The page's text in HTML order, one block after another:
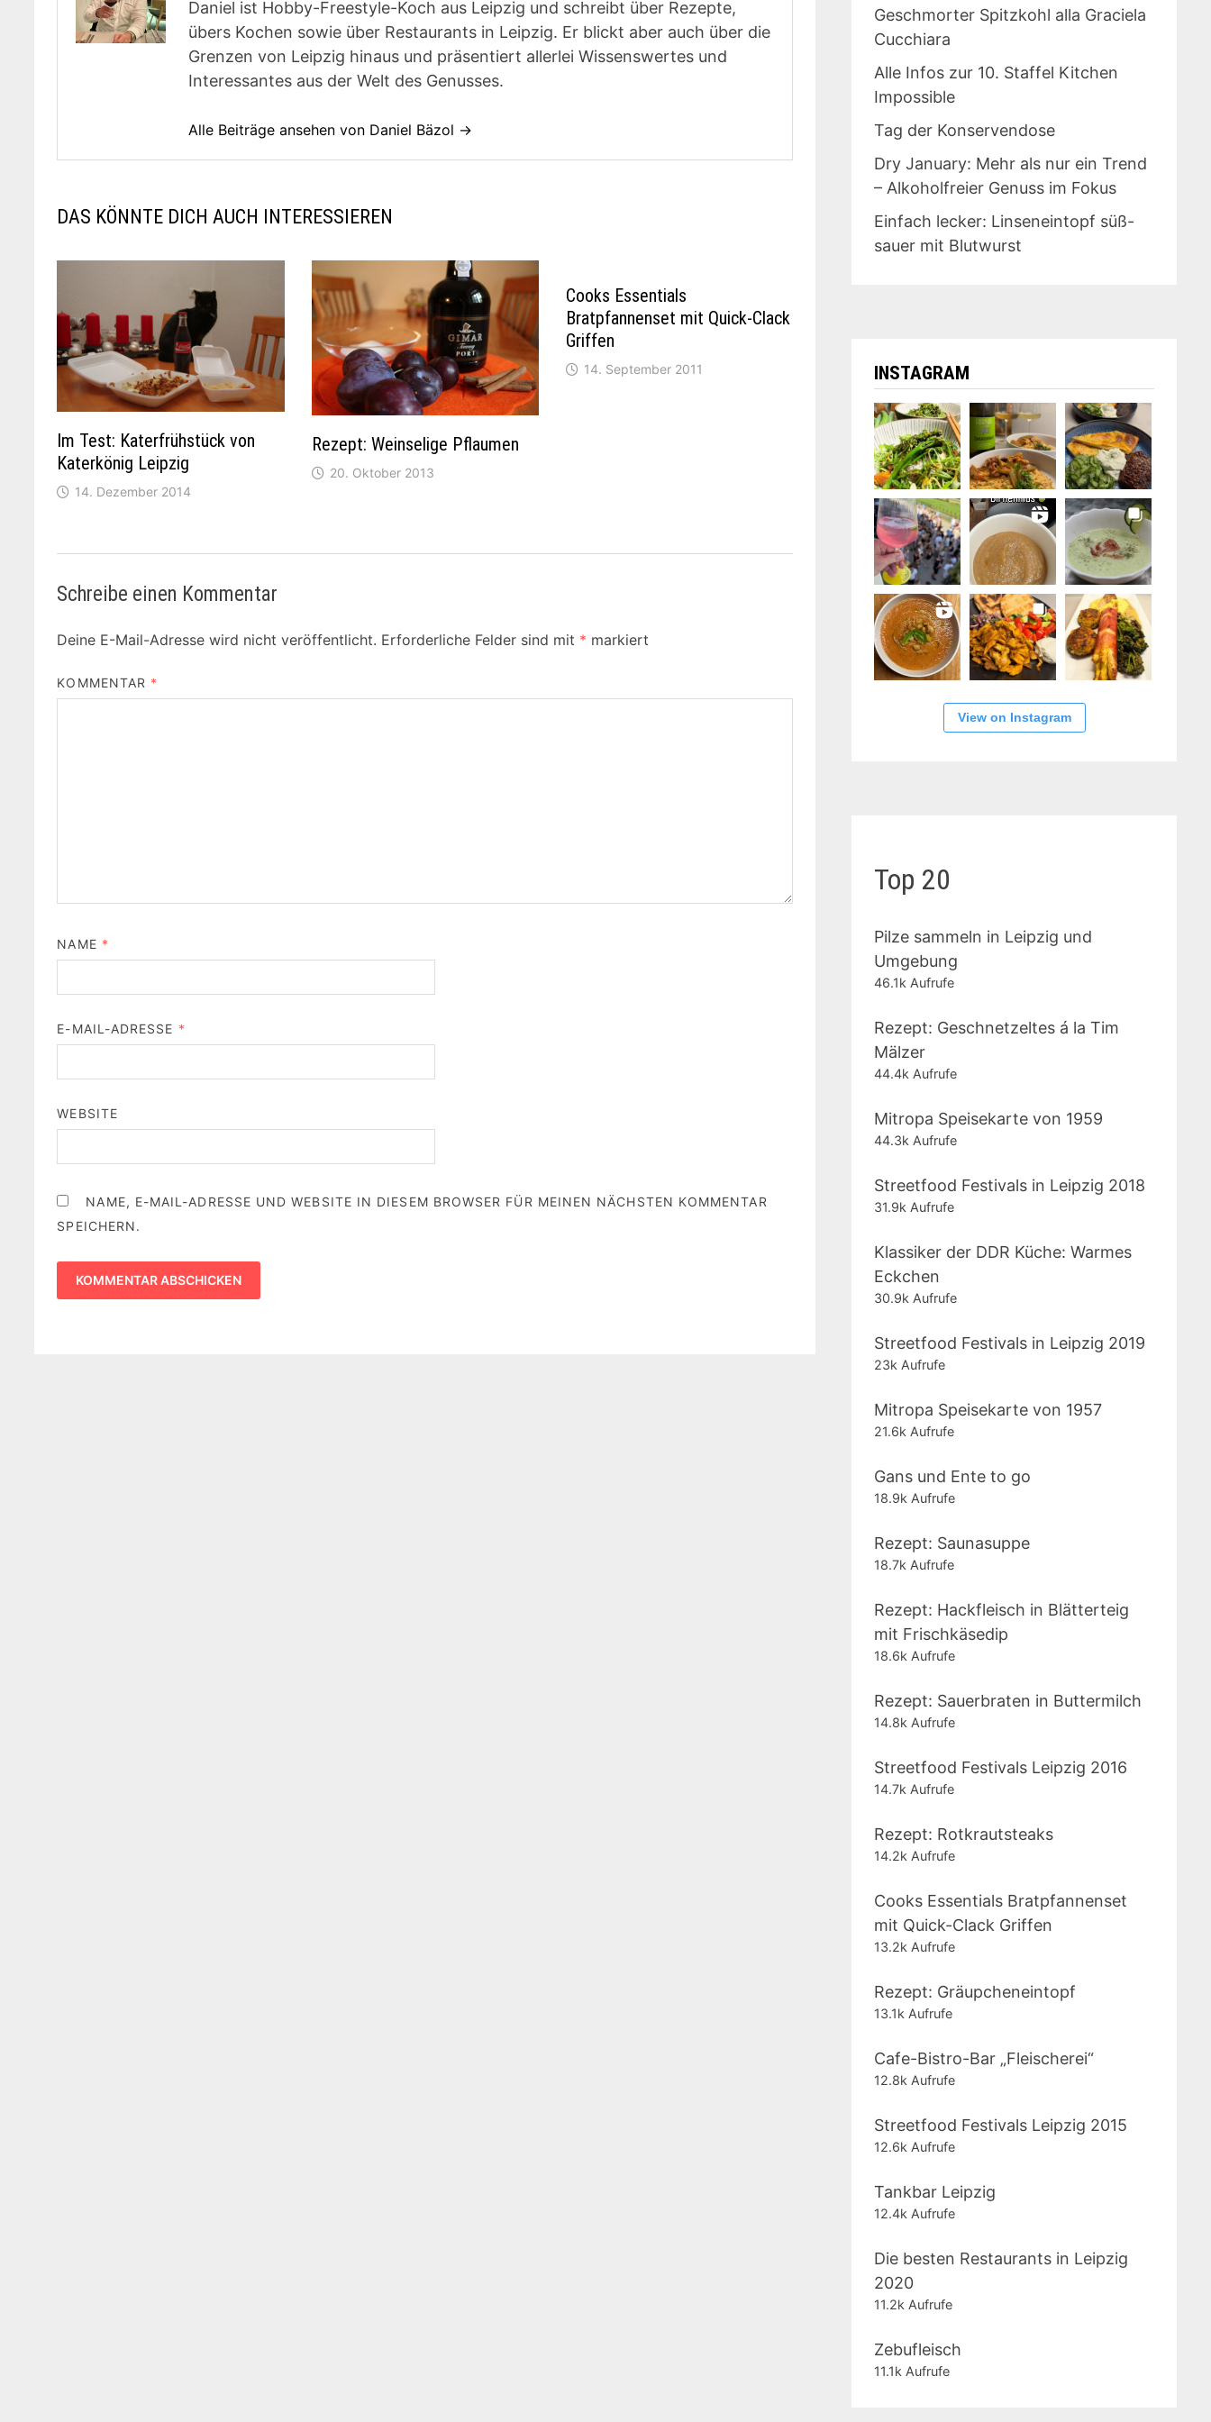
Daniel ist Hobby-Freestyle-Koch aus Leipzig und schreibt über Rezepte,
übers Kochen sowie über Restaurants in Leipzig. Er blickt aber auch über die
Grenzen von Leipzig hinaus und präsentiert allerlei Wissenswertes und
Interessantes aus der Welt des Genusses.
Alle Beiträge ansehen von Daniel Bäzol →
DAS KÖNNTE DICH AUCH INTERESSIEREN
Im Test: Katerfrühstück von
Katerkönig Leipzig
14. Dezember 2014
Rezept: Weinselige Pflaumen
20. Oktober 2013
Cooks Essentials
Bratpfannenset mit Quick-Clack
Griffen
14. September 2011
Schreibe einen Kommentar
Deine E-Mail-Adresse wird nicht veröffentlicht. Erforderliche Felder sind mit * markiert
KOMMENTAR *
NAME *
E-MAIL-ADRESSE *
WEBSITE
NAME, E-MAIL-ADRESSE UND WEBSITE IN DIESEM BROWSER FÜR MEINEN NÄCHSTEN KOMMENTAR
SPEICHERN.
Geschmorter Spitzkohl alla Graciela
Cucchiara
Alle Infos zur 10. Staffel Kitchen
Impossible
Tag der Konservendose
Dry January: Mehr als nur ein Trend
– Alkoholfreier Genuss im Fokus
Einfach lecker: Linseneintopf süß-
sauer mit Blutwurst
INSTAGRAM
View on Instagram
Top 20
Pilze sammeln in Leipzig und
Umgebung
46.1k Aufrufe
Rezept: Geschnetzeltes á la Tim
Mälzer
44.4k Aufrufe
Mitropa Speisekarte von 1959
44.3k Aufrufe
Streetfood Festivals in Leipzig 2018
31.9k Aufrufe
Klassiker der DDR Küche: Warmes
Eckchen
30.9k Aufrufe
Streetfood Festivals in Leipzig 2019
23k Aufrufe
Mitropa Speisekarte von 1957
21.6k Aufrufe
Gans und Ente to go
18.9k Aufrufe
Rezept: Saunasuppe
18.7k Aufrufe
Rezept: Hackfleisch in Blätterteig
mit Frischkäsedip
18.6k Aufrufe
Rezept: Sauerbraten in Buttermilch
14.8k Aufrufe
Streetfood Festivals Leipzig 2016
14.7k Aufrufe
Rezept: Rotkrautsteaks
14.2k Aufrufe
Cooks Essentials Bratpfannenset
mit Quick-Clack Griffen
13.2k Aufrufe
Rezept: Gräupcheneintopf
13.1k Aufrufe
Cafe-Bistro-Bar „Fleischerei“
12.8k Aufrufe
Streetfood Festivals Leipzig 2015
12.6k Aufrufe
Tankbar Leipzig
12.4k Aufrufe
Die besten Restaurants in Leipzig
2020
11.2k Aufrufe
Zebufleisch
11.1k Aufrufe